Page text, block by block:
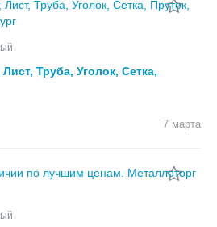
Труба, Уголок, Сетка,
7 марта